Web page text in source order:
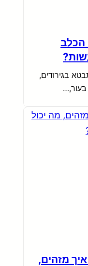
הכלב
בגירודים,
בעור,…
מזהים,